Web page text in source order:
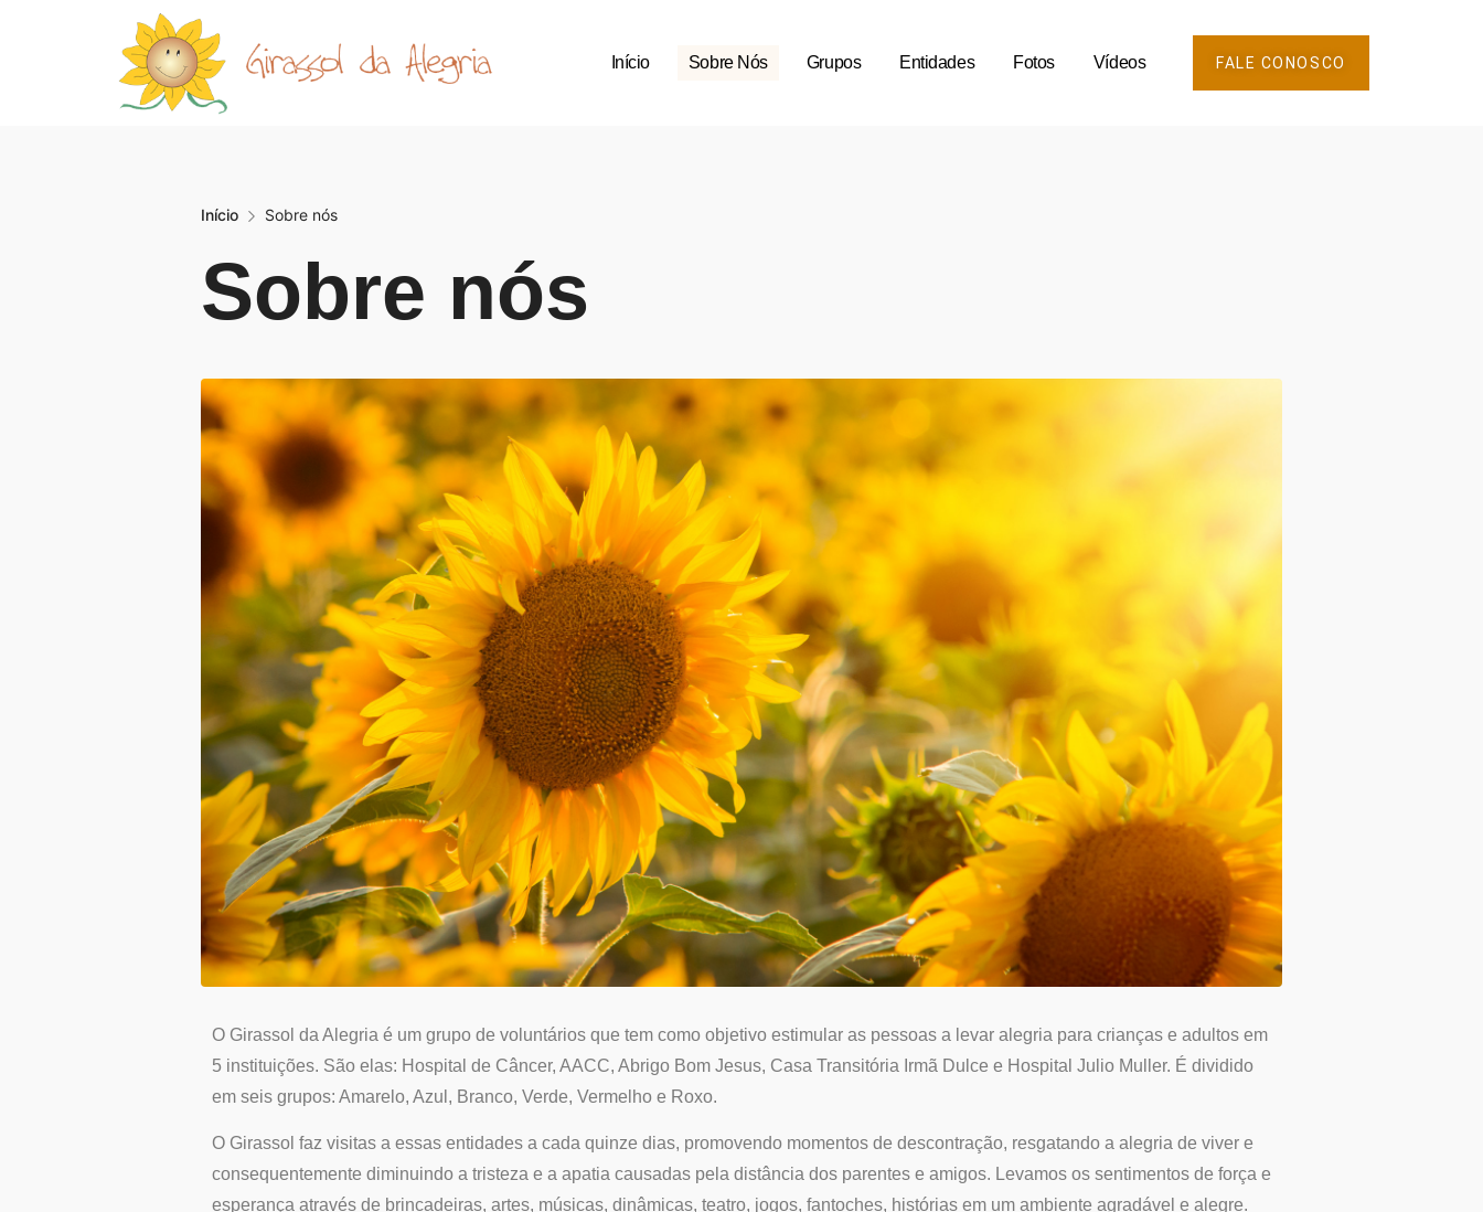
Início Sobre Nós Grupos Entidades Fotos Vídeos FALE CONOSCO
Início Sobre nós
Sobre nós
O Girassol da Alegria é um grupo de voluntários que tem como objetivo estimular as pessoas a levar alegria para crianças e adultos em
5 instituições. São elas: Hospital de Câncer, AACC, Abrigo Bom Jesus, Casa Transitória Irmã Dulce e Hospital Julio Muller. É dividido
em seis grupos: Amarelo, Azul, Branco, Verde, Vermelho e Roxo.
O Girassol faz visitas a essas entidades a cada quinze dias, promovendo momentos de descontração, resgatando a alegria de viver e
consequentemente diminuindo a tristeza e a apatia causadas pela distância dos parentes e amigos. Levamos os sentimentos de força e
esperança através de brincadeiras, artes, músicas, dinâmicas, teatro, jogos, fantoches, histórias em um ambiente agradável e alegre.